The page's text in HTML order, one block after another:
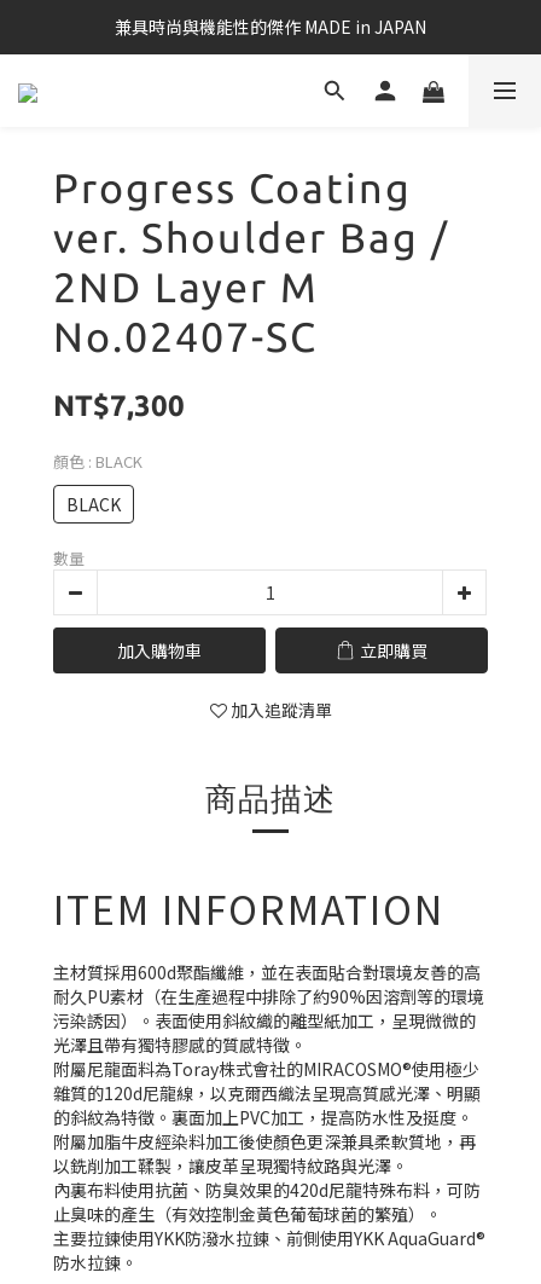
兼具時尚與機能性的傑作 MADE in JAPAN
Progress Coating
ver. Shoulder Bag /
2ND Layer M
No.02407-SC
NT$7,300
顏色 : BLACK
BLACK
數量
加入購物車 立即購買
加入追蹤清單
商品描述
ITEM INFORMATION
主材質採用600d聚酯纖維，並在表面貼合對環境友善的高
耐久PU素材（在生產過程中排除了約90%因溶劑等的環境
污染誘因）。 表面使用斜紋織的離型紙加工，呈現微微的
光澤且帶有獨特膠感的質感特徵。
附屬尼龍面料為Toray株式會社的MIRACOSMO®使用極少
雜質的120d尼龍線，以克爾西織法呈現高質感光澤、明顯
的斜紋為特徵。裏面加上PVC加工，提高防水性及挺度。
附屬加脂牛皮經染料加工後使顏色更深兼具柔軟質地，再
以銑削加工鞣製，讓皮革呈現獨特紋路與光澤。
內裏布料使用抗菌、防臭效果的420d尼龍特殊布料，可防
止臭味的產生（有效控制金黃色葡萄球菌的繁殖）。
主要拉鍊使用YKK防潑水拉鍊、前側使用YKK AquaGuard®
防水拉鍊。